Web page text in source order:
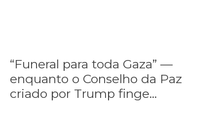
“Funeral para toda Gaza” —
enquanto o Conselho da Paz
criado por Trump finge...